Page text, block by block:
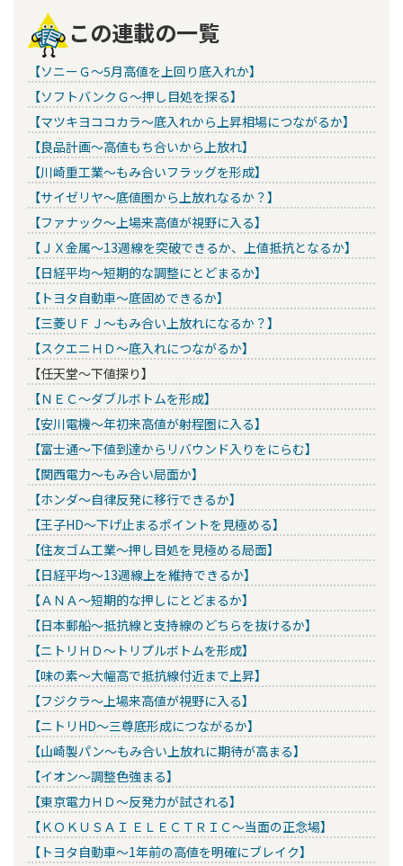
この連載の一覧
【ソニーＧ～5月高値を上回り底入れか】
【ソフトバンクＧ～押し目処を探る】
【マツキヨココカラ～底入れから上昇相場につながるか】
【良品計画～高値もち合いから上放れ】
【川崎重工業～もみ合いフラッグを形成】
【サイゼリヤ～底値圏から上放れなるか？】
【ファナック～上場来高値が視野に入る】
【ＪＸ金属～13週線を突破できるか、上値抵抗となるか】
【日経平均～短期的な調整にとどまるか】
【トヨタ自動車～底固めできるか】
【三菱ＵＦＪ～もみ合い上放れになるか？】
【スクエニＨＤ～底入れにつながるか】
【任天堂～下値探り】
【ＮＥＣ～ダブルボトムを形成】
【安川電機～年初来高値が射程圏に入る】
【富士通～下値到達からリバウンド入りをにらむ】
【関西電力～もみ合い局面か】
【ホンダ～自律反発に移行できるか】
【王子HD～下げ止まるポイントを見極める】
【住友ゴム工業～押し目処を見極める局面】
【日経平均～13週線上を維持できるか】
【ＡＮＡ～短期的な押しにとどまるか】
【日本郵船～抵抗線と支持線のどちらを抜けるか】
【ニトリＨＤ～トリプルボトムを形成】
【味の素～大幅高で抵抗線付近まで上昇】
【フジクラ～上場来高値が視野に入る】
【ニトリHD～三尊底形成につながるか】
【山崎製パン～もみ合い上放れに期待が高まる】
【イオン～調整色強まる】
【東京電力ＨＤ～反発力が試される】
【ＫＯＫＵＳＡＩ ＥＬＥＣＴＲＩＣ～当面の正念場】
【トヨタ自動車～1年前の高値を明確にブレイク】